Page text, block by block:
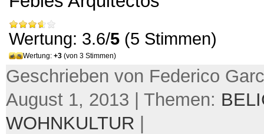
Wertung: 3.6/5 (5 Stimmen)
Wertung: +3 (von 3 Stimmen)
Geschrieben von Federico
August 1, 2013 | Themen:
WOHNKULTUR